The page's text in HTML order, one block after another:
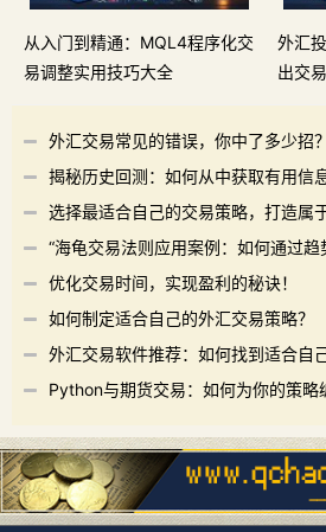
从入门到精通：MQL4程序化交
易调整实用技巧大全
外汇
出交
外汇交易常见的错误，你中了多少招？
揭秘历史回测：如何从中获取有用信
选择最适合自己的交易策略，打造属
“海龟交易法则应用案例：如何通过趋
优化交易时间，实现盈利的秘诀！
如何制定适合自己的外汇交易策略？
外汇交易软件推荐：如何找到适合自
Python与期货交易：如何为你的策略